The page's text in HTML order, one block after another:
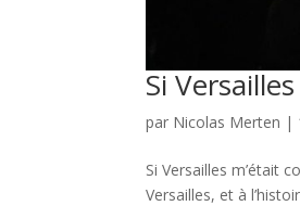
Si
par Nicolas Merten |
Si Versailles m’était
Versailles, et à